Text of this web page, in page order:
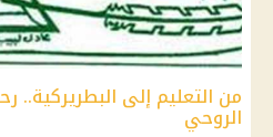
من التعليم إلى البطريركية..
الروحي